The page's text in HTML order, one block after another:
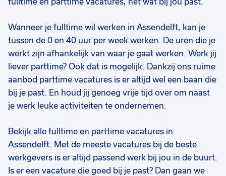
€ 15,00-€ 16,00 p.u. € 3570- € 4620 p.m.
Wanneer je fulltime wil werken in Assendelft, kan je
tussen de 0 en 40 uur per week werken. De uren die je
werkt zijn afhankelijk van waar je gaat werken. Werk jij
liever parttime? Ook dat is mogelijk. Dankzij ons ruime
aanbod parttime vacatures is er altijd wel een baan die
bij je past. En houd jij genoeg vrije tijd over om naast
je werk leuke activiteiten te ondernemen.
Bekijk alle fulltime en parttime vacatures in
Assendelft. Met de meeste vacatures bij de beste
werkgevers is er altijd passend werk bij jou in de buurt.
Is er een vacature die goed bij je past? Dan gaan we